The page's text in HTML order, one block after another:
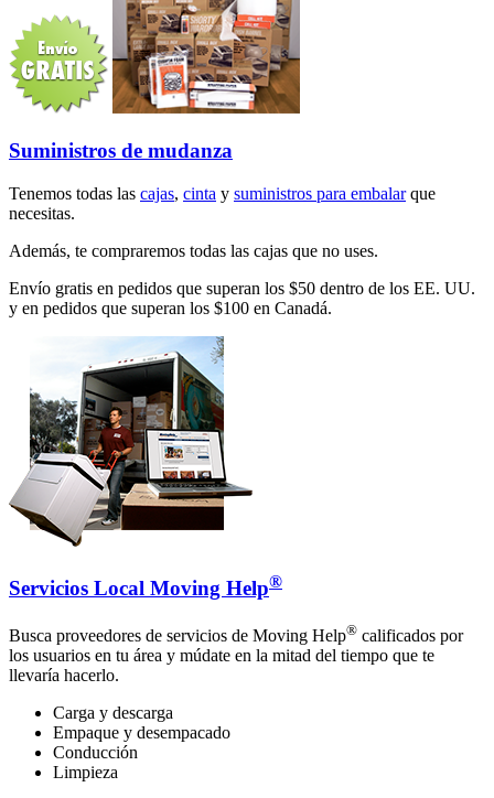
Suministros de mudanza
Tenemos todas las cajas, cinta y suministros para embalarque
necesitas.
Además, te compraremos todas las cajas que no uses.
Envío gratis en pedidos que superan los $50 dentro de los EE. UU.
y en pedidos que superan los $100 en Canadá.
Servicios Local Moving Help®
Busca proveedores de servicios de Moving Help® calificados por
los usuarios en tu área y múdate en la mitad del tiempo que te
llevaría hacerlo.
Carga y descarga
Empaque y desempacado
Conducción
Limpieza